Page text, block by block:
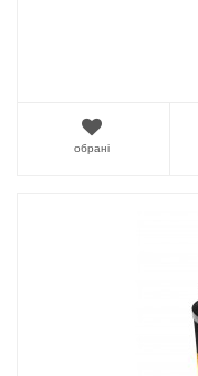
обрані